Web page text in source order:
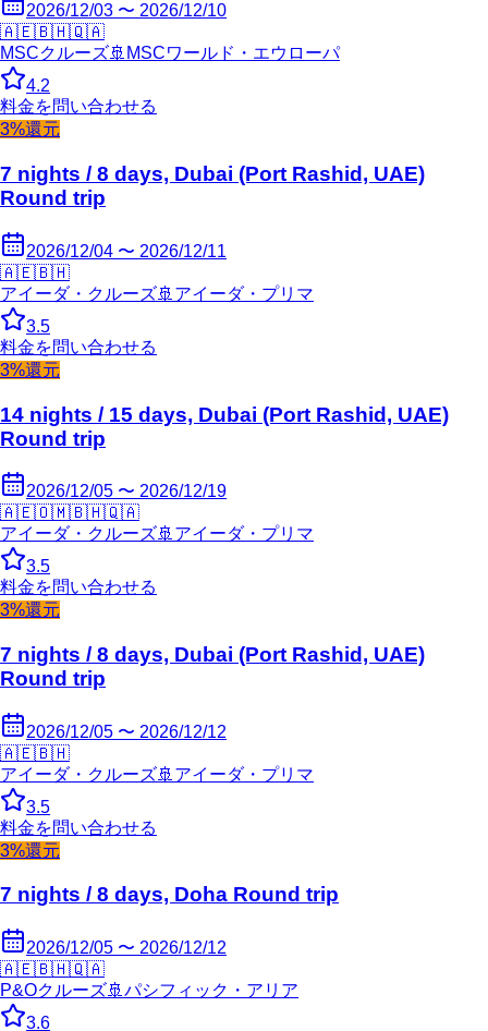
2026/12/03 〜 2026/12/10
🇦🇪🇧🇭🇶🇦
MSCクルーズ🚢 MSCワールド・エウローパ
4.2
料金を問い合わせる
3%還元
7 nights / 8 days, Dubai (Port Rashid, UAE)
Round trip
2026/12/04 〜 2026/12/11
🇦🇪🇧🇭
アイーダ・クルーズ🚢 アイーダ・プリマ
3.5
料金を問い合わせる
3%還元
14 nights / 15 days, Dubai (Port Rashid, UAE)
Round trip
2026/12/05 〜 2026/12/19
🇦🇪🇴🇲🇧🇭🇶🇦
アイーダ・クルーズ🚢 アイーダ・プリマ
3.5
料金を問い合わせる
3%還元
7 nights / 8 days, Dubai (Port Rashid, UAE)
Round trip
2026/12/05 〜 2026/12/12
🇦🇪🇧🇭
アイーダ・クルーズ🚢 アイーダ・プリマ
3.5
料金を問い合わせる
3%還元
7 nights / 8 days, Doha Round trip
2026/12/05 〜 2026/12/12
🇦🇪🇧🇭🇶🇦
P&Oクルーズ🚢 パシフィック・アリア
3.6